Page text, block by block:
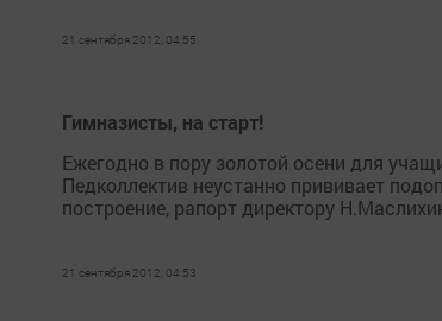
21 сентября 2012, 04:55
Гимназисты, на старт!
Ежегодно в пору золотой осени для
Педколлектив неустанно прививает
построение, рапорт директору
21 сентября 2012, 04:53